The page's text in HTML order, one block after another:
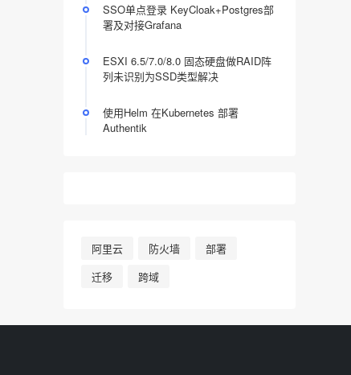
SSO单点登录 KeyCloak+Postgres部
署及对接Grafana
ESXI 6.5/7.0/8.0 固态硬盘做RAID阵
列未识别为SSD类型解决
使用Helm 在Kubernetes 部署
Authentik
阿里云 防火墙
部署
迁移
跨域